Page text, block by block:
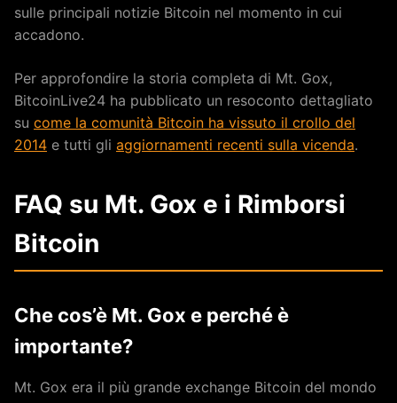
sulle principali notizie Bitcoin nel momento in cui
accadono.
Per approfondire la storia completa di Mt. Gox,
BitcoinLive24 ha pubblicato un resoconto dettagliato
su come la comunità Bitcoin ha vissuto il crollo del
2014 e tutti gli aggiornamenti recenti sulla vicenda.
FAQ su Mt. Gox e i Rimborsi
Bitcoin
Che cos’è Mt. Gox e perché è
importante?
Mt. Gox era il più grande exchange Bitcoin del mondo